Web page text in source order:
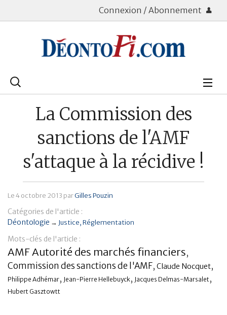
Connexion / Abonnement
Rechercher
Patrimoine
Immobilier
Banque
La Commission des
sanctions de l'AMF
s'attaque à la récidive !
Le4 octobre 2013 parGilles Pouzin
Catégories de l'article :
Déontologie → Justice Réglementation
Mots-clés de l'article :
AMF Autorité des marchés financiers,
Commission des sanctions de l'AMF, Claude Nocquet,
Philippe Adhémar, Jean-Pierre Hellebuyck, Jacques Delmas-Marsalet,
Hubert Gasztowtt